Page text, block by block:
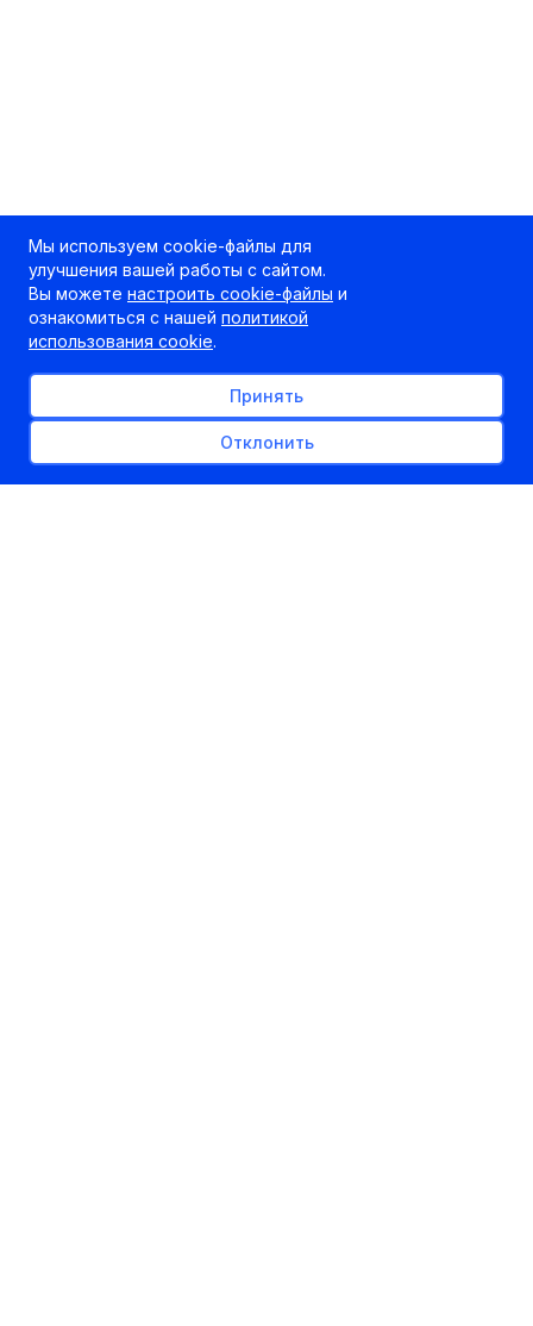
Мы используем cookie-файлы для
улучшения вашей работы с сайтом.
Вы можете настроить cookie-файлы и
ознакомиться с нашей политикой
использования cookie.
Принять
Отклонить